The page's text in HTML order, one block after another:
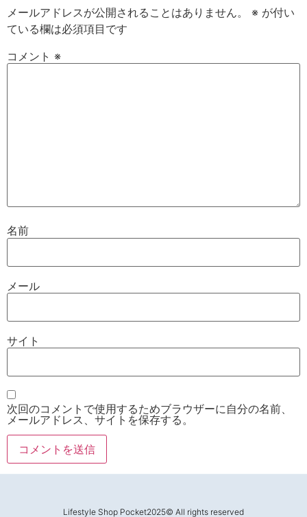
メールアドレスが公開されることはありません。 ※ が付い
ている欄は必須項目です
コメント ※
名前
メール
サイト
次回のコメントで使用するためブラウザーに自分の名前、
メールアドレス、サイトを保存する。
Lifestyle Shop Pocket2025© All rights reserved